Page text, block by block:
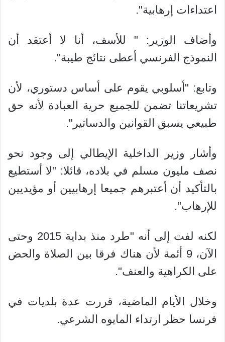
اعتداءات إرهابية".
وأضاف الوزير: " للأسف، أنا لا أعتقد أن
النموذج الفرنسي أعطى نتائج طيبة".
وتابع: "أسلوبي يقوم على أساس دستوري، لأن
تشريعاتنا تضمن للجميع حرية العبادة لأنه حق
طبيعي يسبق القوانين والدساتير".
وأشار وزير الداخلية الإيطالي إلى وجود نحو
نصف مليون مسلم في بلاده، قائلا: "لا أستطيع
بالتأكيد أن أعتبرهم جميعا إرهابيين أو مؤيديين
للإرهاب".
لكنه لفت إلى أنه "طرد منذ بداية 2015 وحتى
الآن، 9 أئمة لأن هناك فرقا بين الصلاة والحض
على الكراهية والعنف".
وخلال الأيام الماضية، قررت عدة بلديات في
فرنسا حظر ارتداء المايوه الشرعي.